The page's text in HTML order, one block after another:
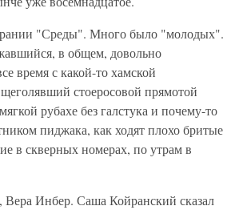
"Среды". Много было "молодых".
в общем, довольно
время с какой-то хамской
стоеросовой прямотой
рубахе без галстука и почему-то
пиджака, как ходят плохо бритые
в скверных номерах, по утрам в
Вера Инбер. Саша Койранский сказал